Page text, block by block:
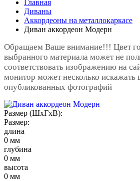
Главная
Диваны
Аккордеоны на металлокаркасе
Диван аккордеон Модерн
Обращаем Ваше внимание!!! Цвет
выбранного материала может не
соответствовать изображению на
монитор может несколько искажать
опубликованных фотографий
Размер (ШxГxВ):
Размер:
длина
0 мм
глубина
0 мм
высота
0 мм